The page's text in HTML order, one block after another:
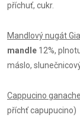
příchuť, cukr.
Mandlový nugát
mandle 12%,
máslo,
Cappucino
příchť capupucino)